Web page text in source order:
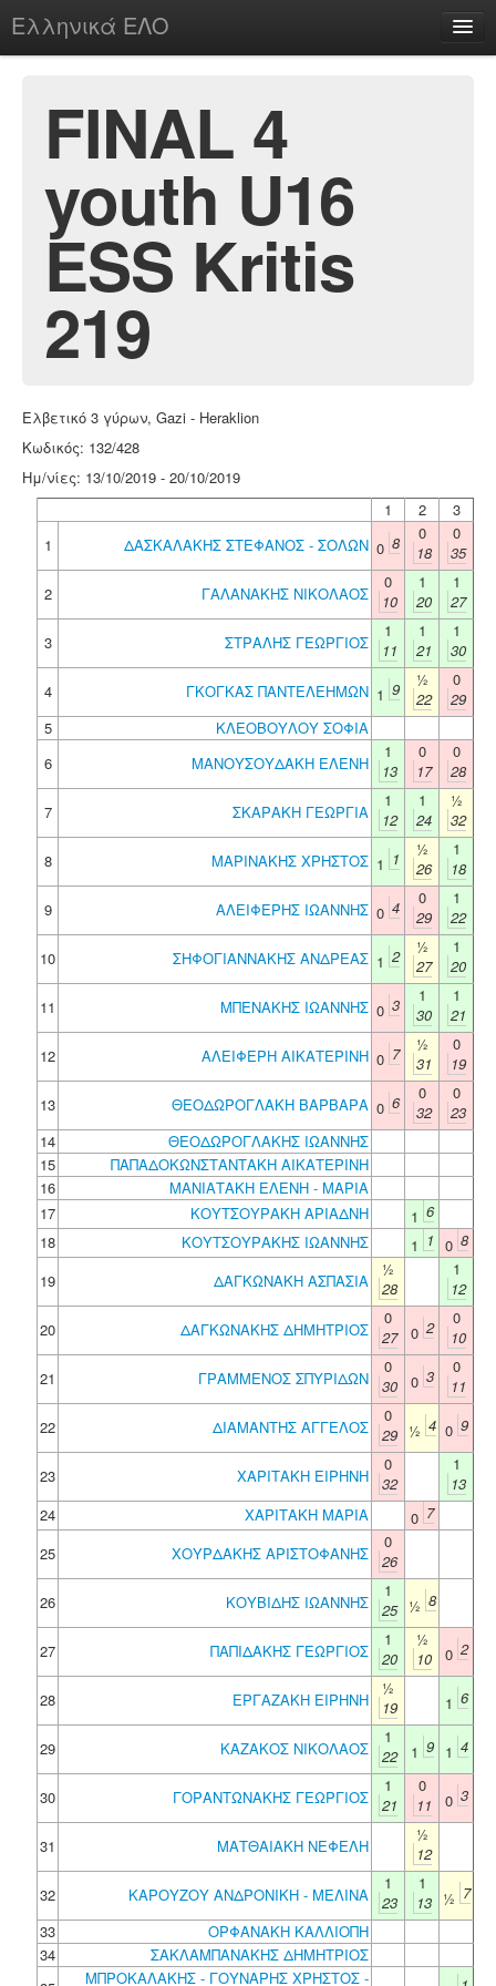
Ελληνικά ΕΛΟ
chesstu.be @ discord
Login
FINAL 4
youth U16
ESS Kritis
219
Ελβετικό 3 γύρων, Gazi - Heraklion
Κωδικός: 132/428
Ημ/νίες: 13/10/2019 - 20/10/2019
1
2
3
1
ΔΑΣΚΑΛΑΚΗΣ ΣΤΕΦΑΝΟΣ - ΣΟΛΩΝ 0 8
0
18
0
35
2
ΓΑΛΑΝΑΚΗΣ ΝΙΚΟΛΑΟΣ
0
10
1
20
1
27
3
ΣΤΡΑΛΗΣ ΓΕΩΡΓΙΟΣ
1
11
1
21
1
30
4
ΓΚΟΓΚΑΣ ΠΑΝΤΕΛΕΗΜΩΝ 1 9
½
22
0
29
5
ΚΛΕΟΒΟΥΛΟΥ ΣΟΦΙΑ
6
ΜΑΝΟΥΣΟΥΔΑΚΗ ΕΛΕΝΗ
1
13
0
17
0
28
7
ΣΚΑΡΑΚΗ ΓΕΩΡΓΙΑ
1
12
1
24
½
32
8
ΜΑΡΙΝΑΚΗΣ ΧΡΗΣΤΟΣ 1 1
½
26
1
18
9
ΑΛΕΙΦΕΡΗΣ ΙΩΑΝΝΗΣ 0 4
0
29
1
22
10
ΣΗΦΟΓΙΑΝΝΑΚΗΣ ΑΝΔΡΕΑΣ 1 2
½
27
1
20
11
ΜΠΕΝΑΚΗΣ ΙΩΑΝΝΗΣ 0 3
1
30
1
21
12
ΑΛΕΙΦΕΡΗ ΑΙΚΑΤΕΡΙΝΗ 0 7
½
31
0
19
13
ΘΕΟΔΩΡΟΓΛΑΚΗ ΒΑΡΒΑΡΑ 0 6
0
32
0
23
14
ΘΕΟΔΩΡΟΓΛΑΚΗΣ ΙΩΑΝΝΗΣ
15
ΠΑΠΑΔΟΚΩΝΣΤΑΝΤΑΚΗ ΑΙΚΑΤΕΡΙΝΗ
16
ΜΑΝΙΑΤΑΚΗ ΕΛΕΝΗ - ΜΑΡΙΑ
17
ΚΟΥΤΣΟΥΡΑΚΗ ΑΡΙΑΔΝΗ 1 6
18
ΚΟΥΤΣΟΥΡΑΚΗΣ ΙΩΑΝΝΗΣ 1 1 0 8
19
ΔΑΓΚΩΝΑΚΗ ΑΣΠΑΣΙΑ
½
28
1
12
20
ΔΑΓΚΩΝΑΚΗΣ ΔΗΜΗΤΡΙΟΣ
0
27
0 2
0
10
21
ΓΡΑΜΜΕΝΟΣ ΣΠΥΡΙΔΩΝ
0
30
0 3
0
11
22
ΔΙΑΜΑΝΤΗΣ ΑΓΓΕΛΟΣ
0
29 ½ 4 0 9
23 ΧΑΡΙΤΑΚΗ ΕΙΡΗΝΗ
0
32
1
13
24
ΧΑΡΙΤΑΚΗ ΜΑΡΙΑ 0 7
25
ΧΟΥΡΔΑΚΗΣ ΑΡΙΣΤΟΦΑΝΗΣ
0
26
26
ΚΟΥΒΙΔΗΣ ΙΩΑΝΝΗΣ
1
25 ½ 8
27 ΠΑΠΙΔΑΚΗΣ ΓΕΩΡΓΙΟΣ
1
20
½
10
0 2
28 ΕΡΓΑΖΑΚΗ ΕΙΡΗΝΗ
½
19
1 6
29 ΚΑΖΑΚΟΣ ΝΙΚΟΛΑΟΣ
1
22
1 9 1 4
30 ΓΟΡΑΝΤΩΝΑΚΗΣ ΓΕΩΡΓΙΟΣ
1
21
0
11
0 3
31 ΜΑΤΘΑΙΑΚΗ ΝΕΦΕΛΗ
½
12
32
ΚΑΡΟΥΖΟΥ ΑΝΔΡΟΝΙΚΗ - ΜΕΛΙΝΑ
1
23
1
13
½ 7
33
ΟΡΦΑΝΑΚΗ ΚΑΛΛΙΟΠΗ
34
ΣΑΚΛΑΜΠΑΝΑΚΗΣ ΔΗΜΗΤΡΙΟΣ
ΜΠΡΟΚΑΛΑΚΗΣ - ΓΟΥΝΑΡΗΣ ΧΡΗΣΤΟΣ -